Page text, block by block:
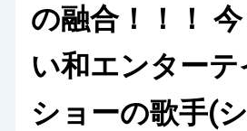
の融合！！！
い和エンターテ
ショーの歌手(